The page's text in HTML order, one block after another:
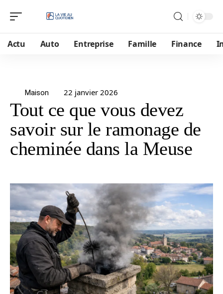
Actu Auto Entreprise Famille Finance
Maison 22 janvier 2026
Tout ce que vous devez
savoir sur le ramonage de
cheminée dans la Meuse